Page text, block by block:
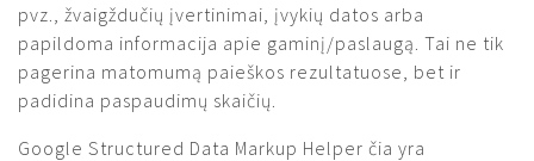
pvz., žvaigždučių įvertinimai, įvykių datos arba
papildoma informacija apie gaminį/paslaugą. Tai ne tik
pagerina matomumą paieškos rezultatuose, bet ir
padidina paspaudimų skaičių.
Google Structured Data Markup Helper čia yra